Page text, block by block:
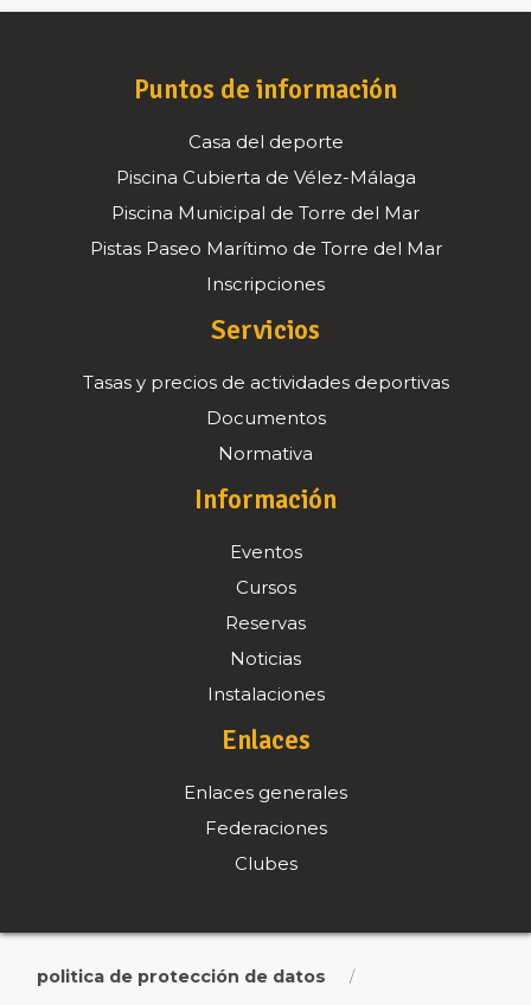
Puntos de información
Casa del deporte
Piscina Cubierta de Vélez-Málaga
Piscina Municipal de Torre del Mar
Pistas Paseo Marítimo de Torre del Mar
Inscripciones
Servicios
Tasas y precios de actividades deportivas
Documentos
Normativa
Información
Eventos
Cursos
Reservas
Noticias
Instalaciones
Enlaces
Enlaces generales
Federaciones
Clubes
politica de protección de datos /